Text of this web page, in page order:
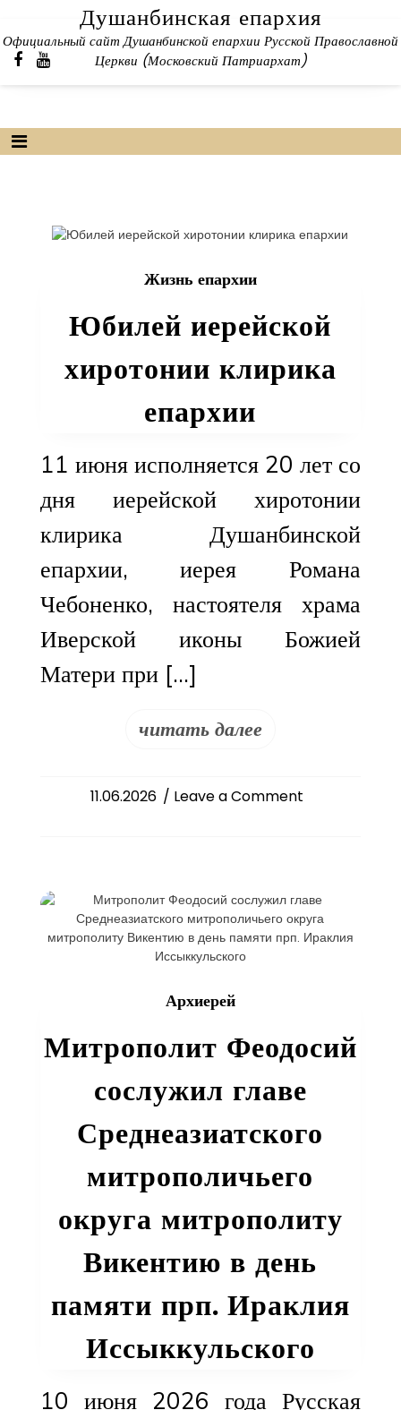
content
Душанбинская епархия
Официальный сайт Душанбинской епархии Русской Православной
Церкви (Московский Патриархат)
Жизнь епархии
Юбилей иерейской
хиротонии клирика
епархии
11 июня исполняется 20 лет со
дня иерейской хиротонии
клирика Душанбинской
епархии, иерея Романа
Чебоненко, настоятеля храма
Иверской иконы Божией
Матери при […]
читать далее
11.06.2026 / Leave a Comment
епархии
Архиерей
Митрополит Феодосий
сослужил главе
Среднеазиатского
митрополичьего
округа митрополиту
Викентию в день
памяти прп. Ираклия
Иссыккульского
10 июня 2026 года Русская